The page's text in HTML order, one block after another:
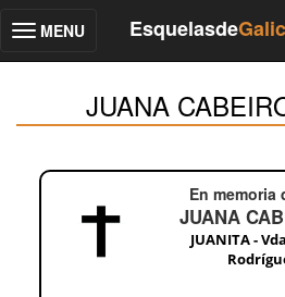
Toggle
MENU Esquelasde
JUANA
En memoria
JUANA
JUANITA -